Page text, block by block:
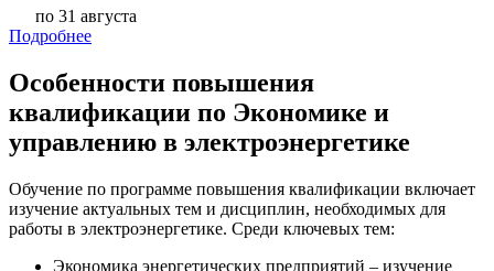
по 31 августа
Подробнее
Особенности повышения
квалификации по Экономике и
управлению в электроэнергетике
Обучение по программе повышения квалификации включает
изучение актуальных тем и дисциплин, необходимых для
работы в электроэнергетике. Среди ключевых тем:
Экономика энергетических предприятий – изучение